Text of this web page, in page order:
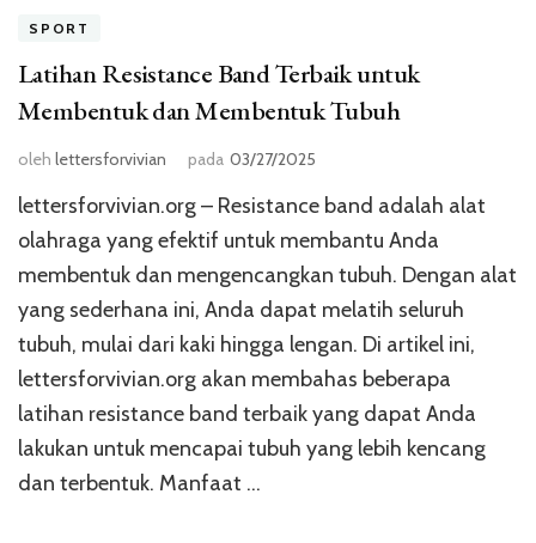
SPORT
Latihan Resistance Band Terbaik untuk
Membentuk dan Membentuk Tubuh
oleh lettersforvivian pada 03/27/2025
lettersforvivian.org – Resistance band adalah alat
olahraga yang efektif untuk membantu Anda
membentuk dan mengencangkan tubuh. Dengan alat
yang sederhana ini, Anda dapat melatih seluruh
tubuh, mulai dari kaki hingga lengan. Di artikel ini,
lettersforvivian.org akan membahas beberapa
latihan resistance band terbaik yang dapat Anda
lakukan untuk mencapai tubuh yang lebih kencang
dan terbentuk. Manfaat …